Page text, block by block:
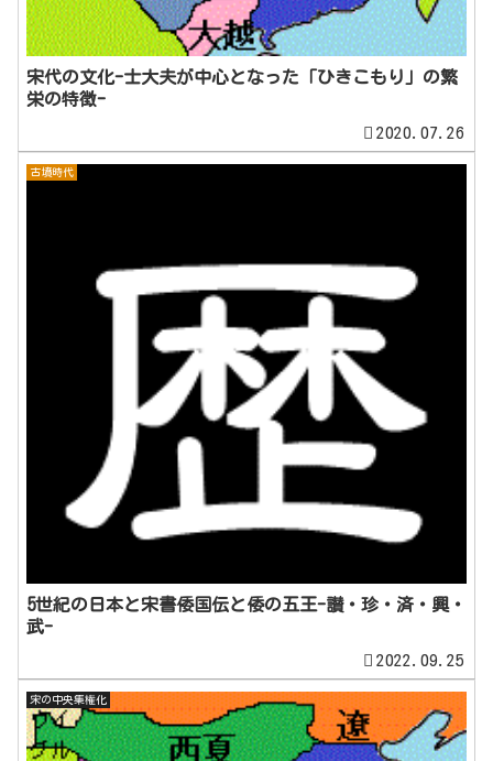
宋代の文化-士大夫が中心となった「ひきこもり」の繁
栄の特徴-
2020.07.26
古墳時代
5世紀の日本と宋書倭国伝と倭の五王-讃・珍・済・興・
武-
2022.09.25
宋の中央集権化